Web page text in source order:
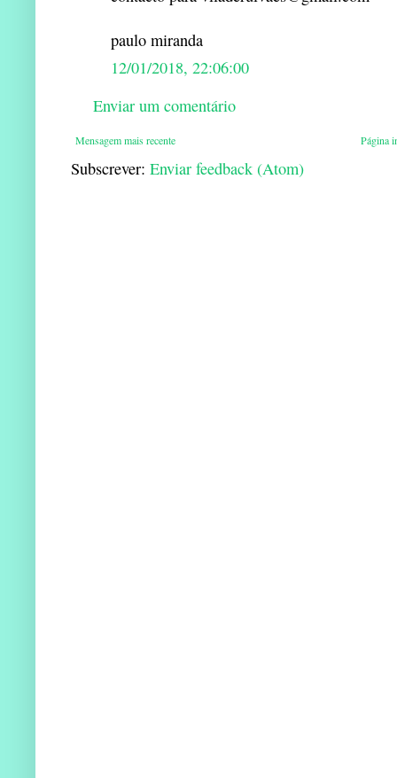
paulo miranda
12/01/2018, 22:06:00
Enviar um comentário
Mensagem mais recente Página
Subscrever: Enviar feedback (Atom)